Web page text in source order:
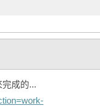
成的...